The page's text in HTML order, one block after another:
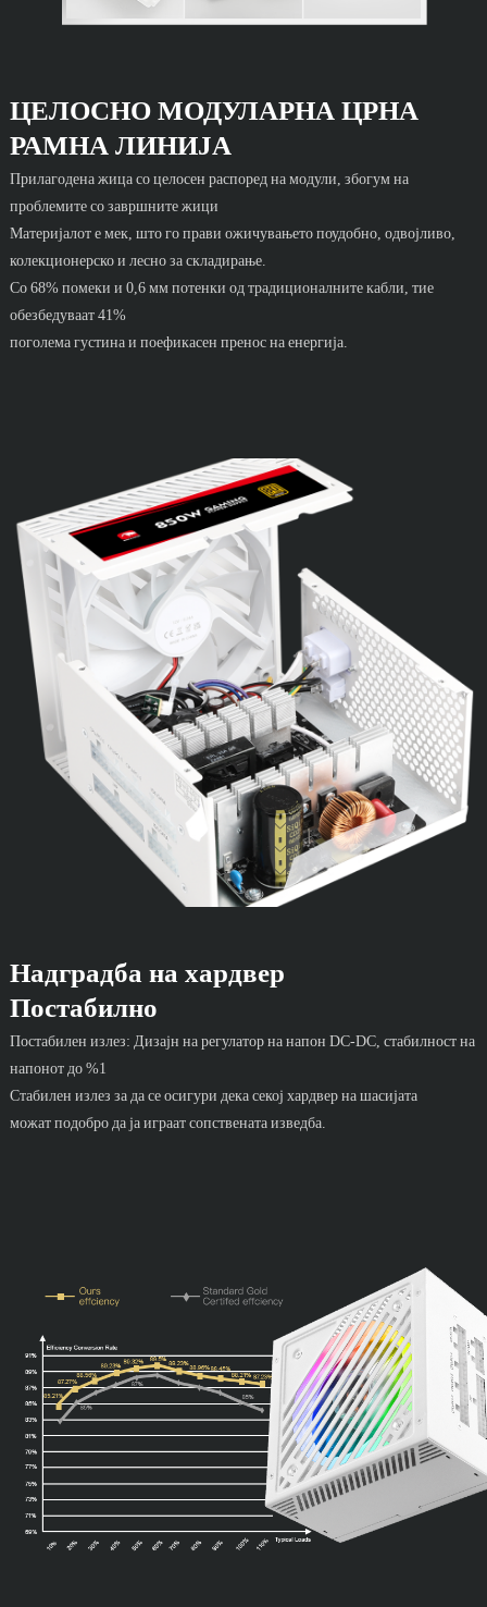
ЦЕЛОСНО МОДУЛАРНА ЦРНА
РАМНА ЛИНИЈА
Прилагодена жица со целосен распоред на модули, збогум на
проблемите со завршните жици
Материјалот е мек, што го прави ожичувањето поудобно, одвојливо,
колекционерско и лесно за складирање.
Со 68% помеки и 0,6 мм потенки од традиционалните кабли, тие
обезбедуваат 41%
поголема густина и поефикасен пренос на енергија.
Надградба на хардвер
Постабилно
Постабилен излез: Дизајн на регулатор на напон DC-DC, стабилност на
напонот до %1
Стабилен излез за да се осигури дека секој хардвер на шасијата
можат подобро да ја играат сопствената изведба.